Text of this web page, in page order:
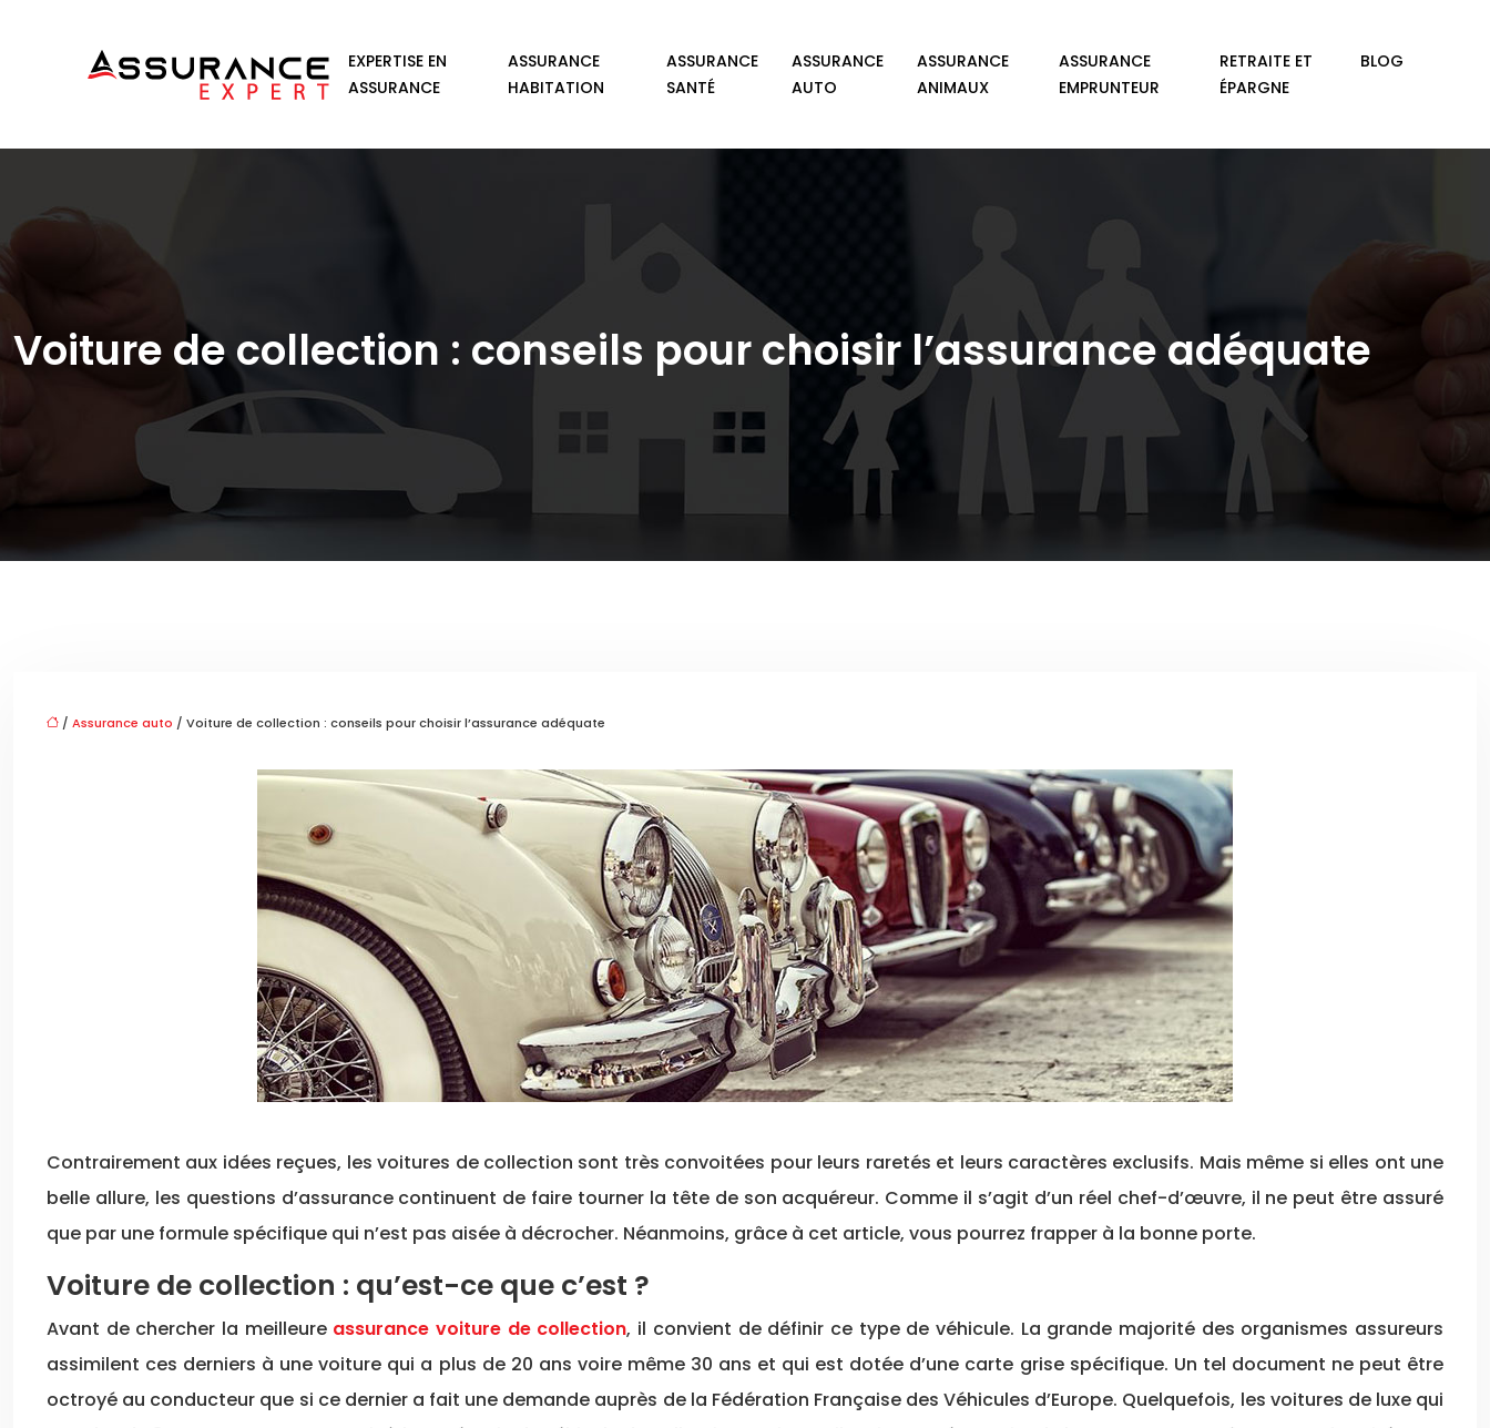
EXPERTISE EN
ASSURANCE
ASSURANCE
HABITATION
ASSURANCE
SANTÉ
ASSURANCE
AUTO
ASSURANCE
ANIMAUX
ASSURANCE
EMPRUNTEUR
RETRAITE ET
ÉPARGNE
BLOG
Voiture de collection : conseils pour choisir l’assurance adéquate
/ Assurance auto / Voiture de collection : conseils pour choisir l’assurance adéquate
Contrairement aux idées reçues, les voitures de collection sont très convoitées pour leurs raretés et leurs caractères exclusifs. Mais même si elles ont une
belle allure, les questions d’assurance continuent de faire tourner la tête de son acquéreur. Comme il s’agit d’un réel chef-d’œuvre, il ne peut être assuré
que par une formule spécifique qui n’est pas aisée à décrocher. Néanmoins, grâce à cet article, vous pourrez frapper à la bonne porte.
Voiture de collection : qu’est-ce que c’est ?
Avant de chercher la meilleure assurance voiture de collection, il convient de définir ce type de véhicule. La grande majorité des organismes assureurs
assimilent ces derniers à une voiture qui a plus de 20 ans voire même 30 ans et qui est dotée d’une carte grise spécifique. Un tel document ne peut être
octroyé au conducteur que si ce dernier a fait une demande auprès de la Fédération Française des Véhicules d’Europe. Quelquefois, les voitures de luxe qui